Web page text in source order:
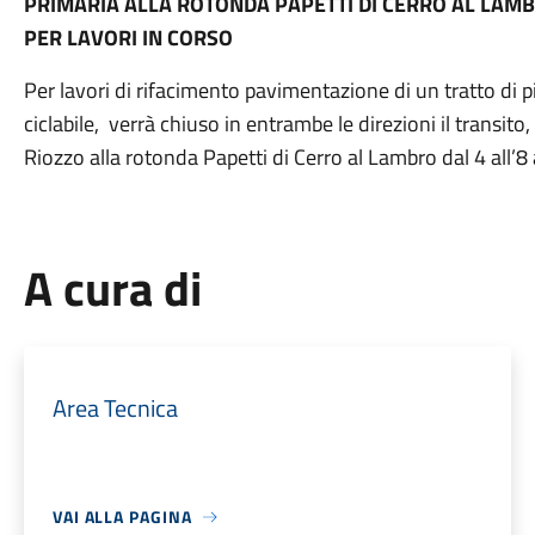
PER LAVORI IN CORSO
Per lavori di rifacimento pavimentazione di un tratto di
ciclabile, verrà chiuso in entrambe le direzioni il
Riozzo alla rotonda Papetti di Cerro al Lambro dal 4
A cura di
Area Tecnica
VAI ALLA PAGINA